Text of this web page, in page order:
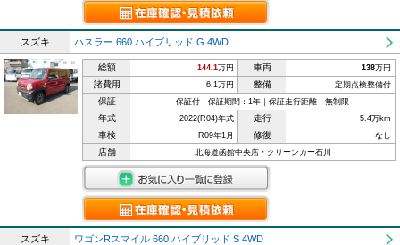
スズキ ハスラー 660 ハイブリッド G 4WD
総額 144.1万円 車両 138万円
諸費用 6.1万円 整備 定期点検整備付
保証 保証付｜保証期間：1年｜保証走行距離：無制限
年式 2022(R04)年式 走行 5.4万km
車検 R09年1月 修復 なし
店舗 北海道函館中央店・クリーンカー石川
スズキ ワゴンRスマイル 660 ハイブリッド S 4WD